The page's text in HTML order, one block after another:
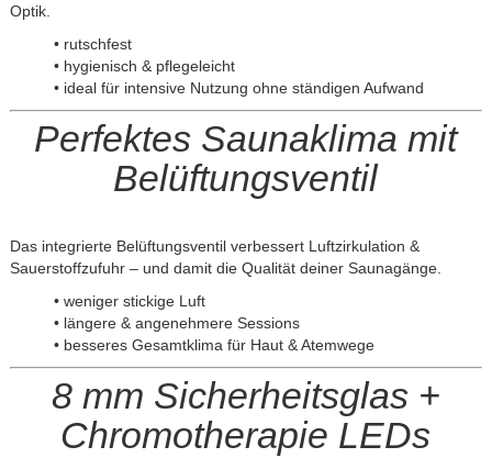
Optik.
• rutschfest
• hygienisch & pflegeleicht
• ideal für intensive Nutzung ohne ständigen Aufwand
Perfektes Saunaklima mit
Belüftungsventil
Das integrierte Belüftungsventil verbessert Luftzirkulation &
Sauerstoffzufuhr – und damit die Qualität deiner Saunagänge.
• weniger stickige Luft
• längere & angenehmere Sessions
• besseres Gesamtklima für Haut & Atemwege
8 mm Sicherheitsglas +
Chromotherapie LEDs